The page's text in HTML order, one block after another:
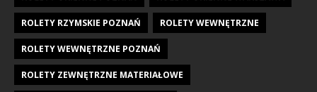
ROLETY RZYMSKIE POZNAŃ ROLETY WEWNĘTRZNE
ROLETY WEWNĘTRZNE POZNAŃ
ROLETY ZEWNĘTRZNE MATERIAŁOWE